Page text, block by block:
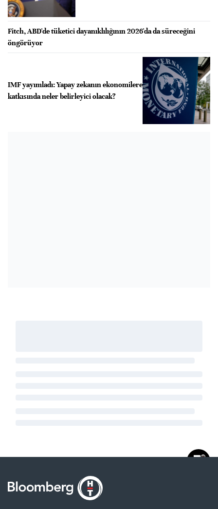
Fitch, ABD'de tüketici dayanıklılığının 2026'da da süreceğini
öngörüyor
IMF yayımladı: Yapay zekanın ekonomilere
katkısında neler belirleyici olacak?